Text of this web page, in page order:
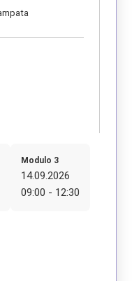
Modulo 3
14.09.2026
09:00 - 12:30